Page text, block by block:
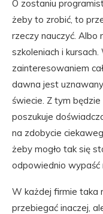
O zostaniu
żeby to zrobić, to
rzeczy nauczyć. Albo
szkoleniach i
zainteresowaniem
dawna jest
świecie. Z tym
poszukuje
na zdobycie
żeby mogło tak się
odpowiednio wypaść
W każdej firmie taka
przebiegać inaczej,